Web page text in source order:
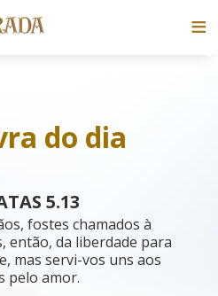
Blog
do dia
5.13
fostes chamados à
então, da liberdade para
mas servi-vos uns aos
pelo amor.